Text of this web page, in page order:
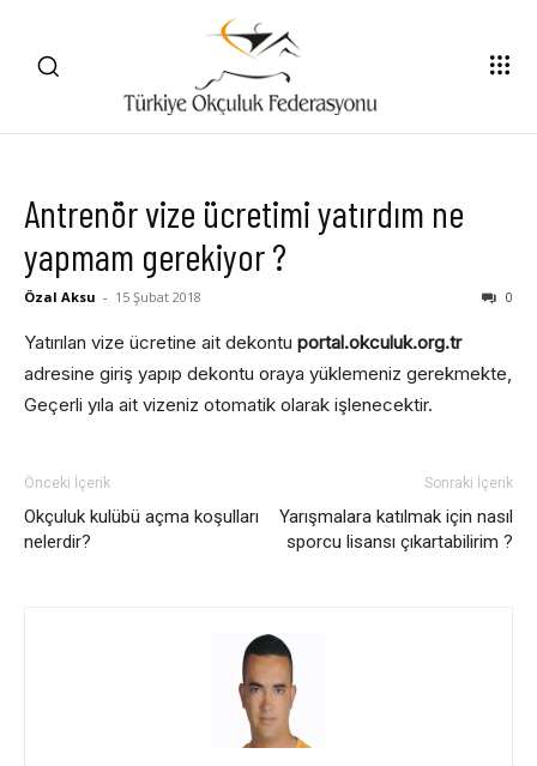
Antrenör vize ücretimi yatırdım ne
yapmam gerekiyor ?
Özal Aksu - 15 Şubat 2018 0
Yatırılan vize ücretine ait dekontu portal.okculuk.org.tr
adresine giriş yapıp dekontu oraya yüklemeniz gerekmekte,
Geçerli yıla ait vizeniz otomatik olarak işlenecektir.
Önceki İçerik
Okçuluk kulübü açma koşulları
nelerdir?
Sonraki İçerik
Yarışmalara katılmak için nasıl
sporcu lisansı çıkartabilirim ?